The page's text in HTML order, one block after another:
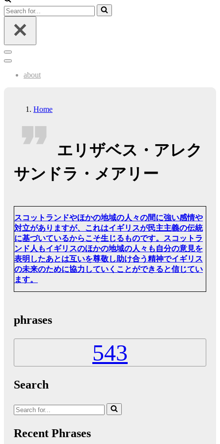
Search
for...
Navigation
Menu
Navigation
about
Home
エリザベス・アレク
サンドラ・メアリー
スコットランドやほかの地域の人々の間に強い感情や
対立がありますが、これはイギリスが民主主義の伝統
に基づいているからこそ生じるものです。スコットラ
ンド人もイギリスのほかの地域の人々も自分の意見を
表明したあとは互いを尊敬し助け合う精神でイギリス
の未来のために協力していくことができると信じてい
ます。
phrases
543
Search
Search
for...
Recent Phrases